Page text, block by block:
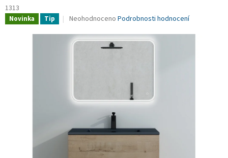
1313
Novinka Tip
Průměrné
produktu
je
Neohodnoceno Podrobnosti hodnocení